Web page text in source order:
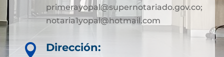
primerayopal@supernotariado.gov.co;
notaria1yopal@hotmail.com

Dirección: